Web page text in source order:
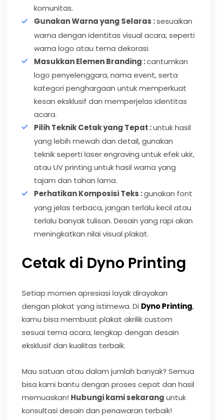
komunitas.
Gunakan Warna yang Selaras :sesuaikan
warna dengan identitas visual acara, seperti
warna logo atau tema dekorasi.
Masukkan Elemen Branding :cantumkan
logo penyelenggara, nama event, serta
kategori penghargaan untuk memperkuat
kesan eksklusif dan memperjelas identitas
acara.
Pilih Teknik Cetak yang Tepat :untuk hasil
yang lebih mewah dan detail, gunakan
teknik seperti laser engraving untuk efek ukir,
atau UV printing untuk hasil warna yang
tajam dan tahan lama.
Perhatikan Komposisi Teks :gunakan font
yang jelas terbaca, jangan terlalu kecil atau
terlalu banyak tulisan. Desain yang rapi akan
meningkatkan nilai visual plakat.
Cetak di Dyno Printing
Setiap momen apresiasi layak dirayakan
dengan plakat yang istimewa. Di Dyno Printing,
kamu bisa membuat plakat akrilik custom
sesuai tema acara, lengkap dengan desain
eksklusif dan kualitas terbaik.
Mau satuan atau dalam jumlah banyak? Semua
bisa kami bantu dengan proses cepat dan hasil
memuaskan! Hubungi kami sekarang untuk
konsultasi desain dan penawaran terbaik!